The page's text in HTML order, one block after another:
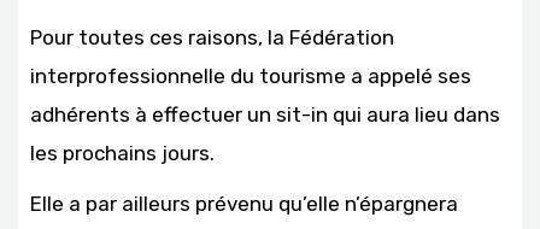
Pour toutes ces raisons, la Fédération
interprofessionnelle du tourisme a appelé ses
adhérents à effectuer un sit-in qui aura lieu dans
les prochains jours.
Elle a par ailleurs prévenu qu’elle n’épargnera